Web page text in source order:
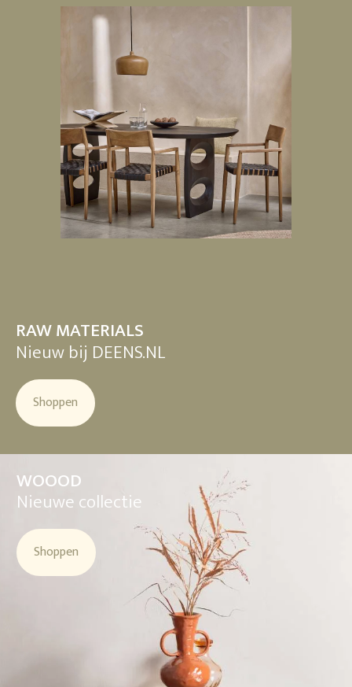
RAW MATERIALS
Nieuw bij DEENS.NL
Shoppen
WOOOD
Nieuwe collectie
Shoppen